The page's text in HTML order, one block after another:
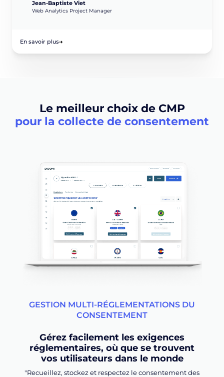
Jean-Baptiste Viet
Web Analytics Project Manager
En savoir plus
Le meilleur choix de CMP
pour la collecte de consentement
GESTION MULTI-RÉGLEMENTATIONS DU
CONSENTEMENT
Gérez facilement les exigences
réglementaires, où que se trouvent
vos utilisateurs dans le monde
"Recueillez, stockez et respectez le consentement des